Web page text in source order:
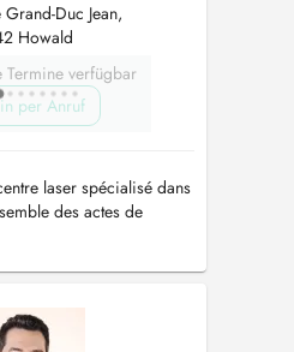
Grand-Duc Jean,
Howald
Termine verfügbar
per Anruf
laser spécialisé dans
des actes de
anesthésie générale. -
Botox, PRP -
détatouage laser au
R...